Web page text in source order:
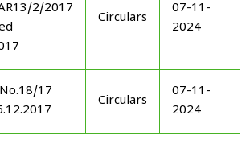
2/2017
Circulars
07-11-
2024
17
Circulars
07-11-
2024